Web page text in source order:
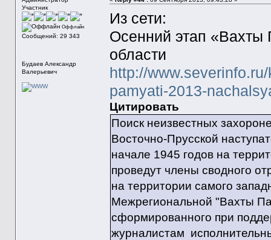
Участник
Оффлайн
Сообщений: 29 343
Будаев Александр
Валерьевич
Из сети:
Осенний этап «Вахты
области
http://
pamyati-2013-
Цитировать
Поиск неизвестных
Восточно-Прусской
начале 1945 годов на
проведут члены сводного
на территории самого
Межрегиональной "Вахты
сформированного при
журналистам